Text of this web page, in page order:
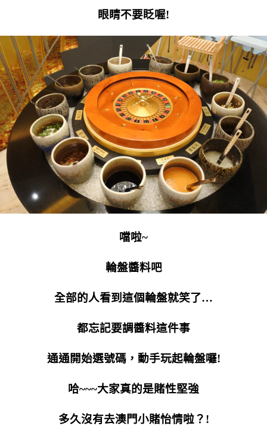
眼睛不要眨喔!
噹啦~
輪盤醬料吧
全部的人看到這個輪盤就笑了…
都忘記要調醬料這件事
通通開始選號碼，動手玩起輪盤囉!
哈~~~大家真的是賭性堅強
多久沒有去澳門小賭怡情啦？!